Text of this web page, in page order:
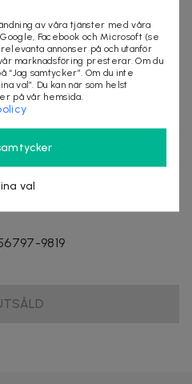
Rosa Edt 125ml + Body
populära Iceberg
9819
av våra tjänster med våra
Facebook och Microsoft (se
annonser på och utanför
marknadsföring presterar. Om du
samtycker”. Om du inte
val”. Du kan när som helst
på vår hemsida.
val